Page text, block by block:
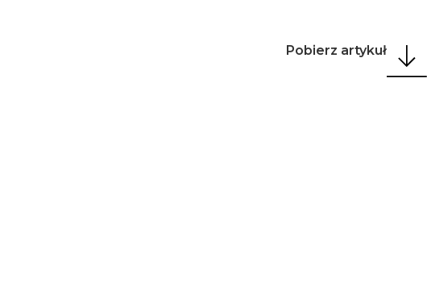
Pobierz artykuł